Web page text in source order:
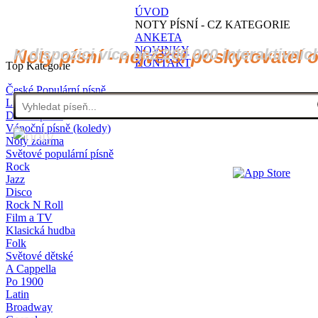
ÚVOD
NOTY PÍSNÍ - CZ KATEGORIE
ANKETA
NOVINKY
KONTAKT
Noty písní - největší poskytovatel
K dispozici více než 200 000
Top Kategorie
České Populární písně
Lidové písně
Dětské písně
Vánoční písně (koledy)
Noty zdarma
Světové populární písně
Rock
Jazz
Disco
Rock N Roll
Film a TV
Klasická hudba
Folk
Světové dětské
A Cappella
Po 1900
Latin
Broadway